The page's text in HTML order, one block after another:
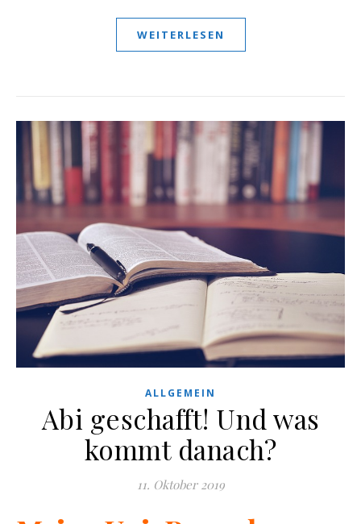
WEITERLESEN
ALLGEMEIN
Abi geschafft! Und was
kommt danach?
11. Oktober 2019